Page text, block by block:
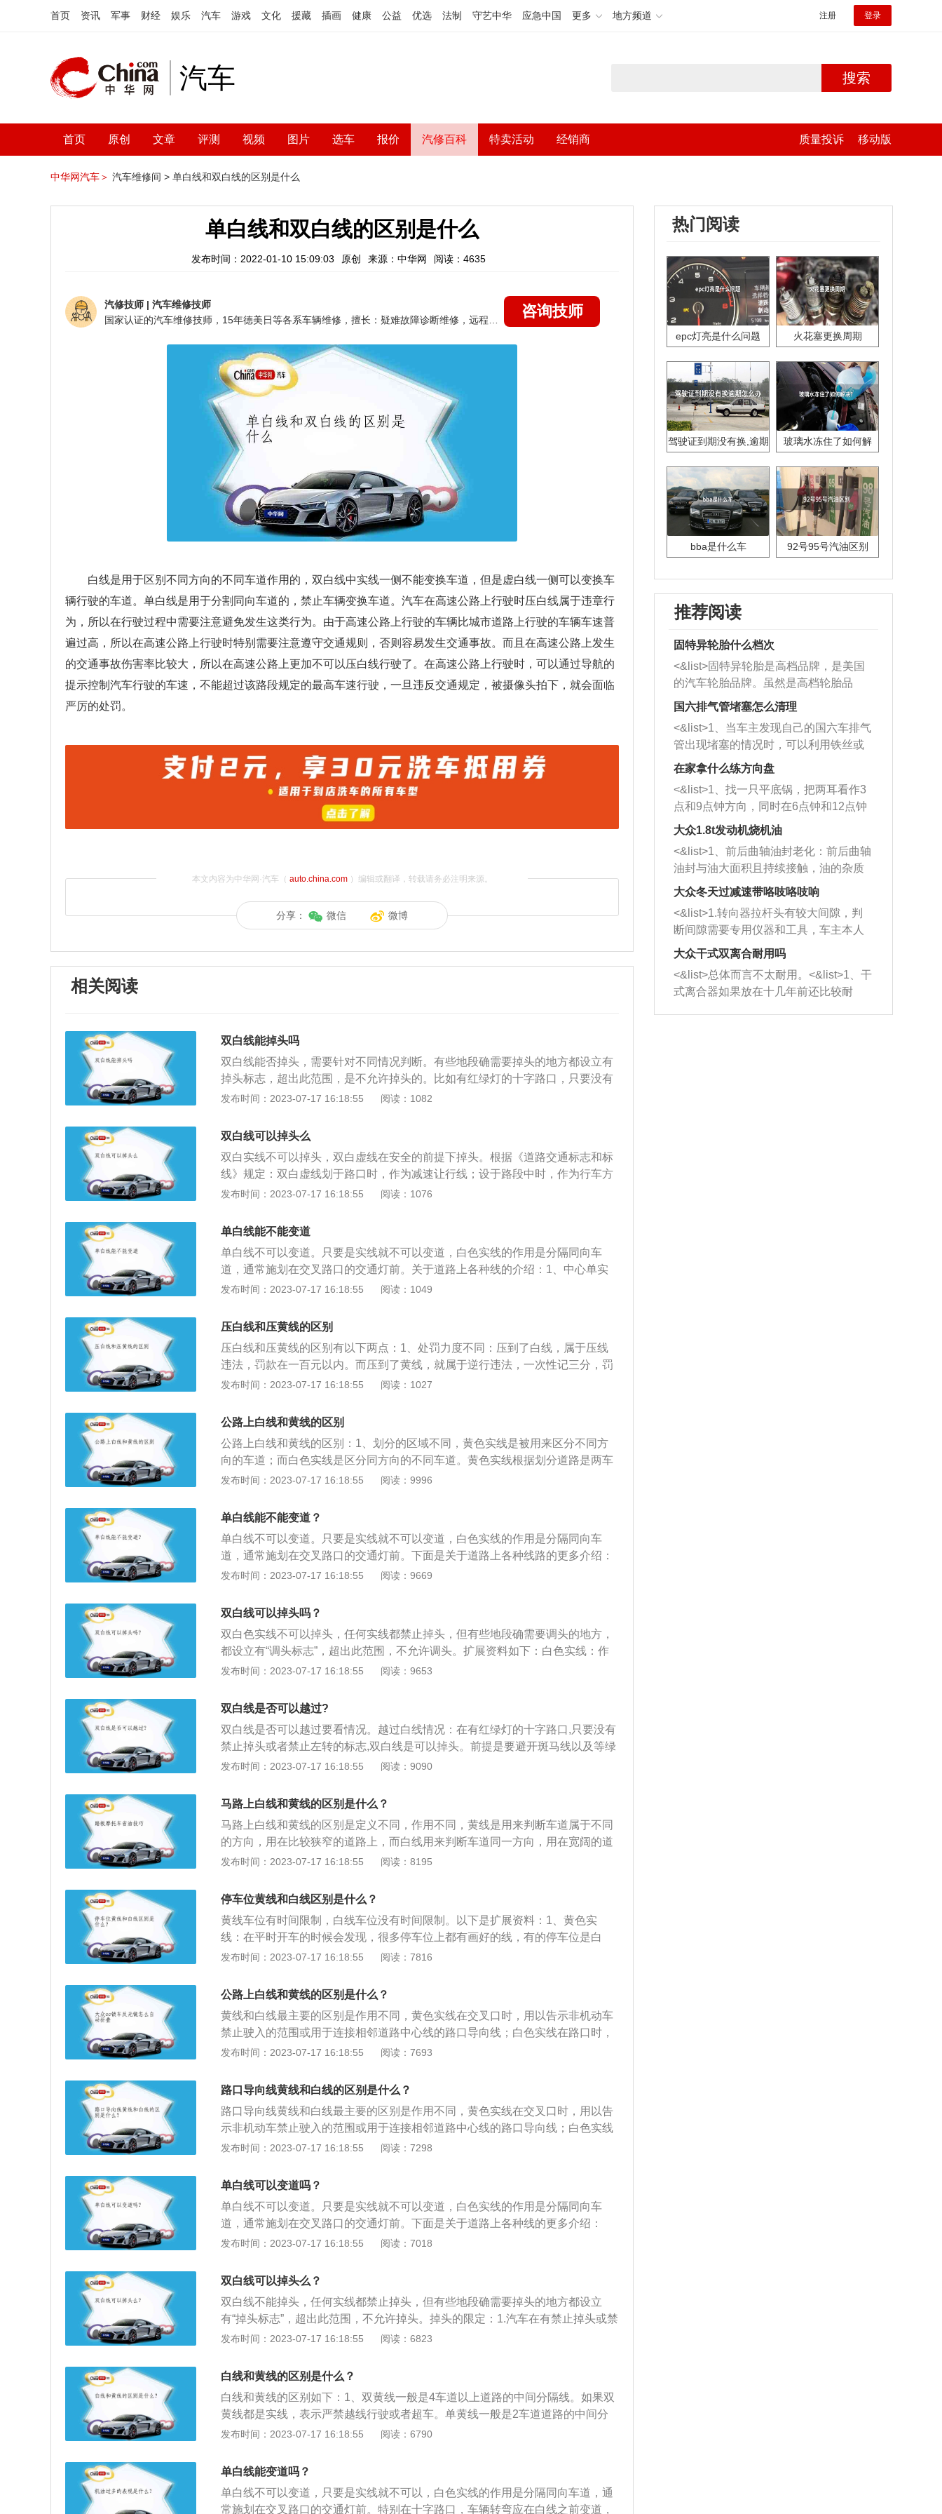
首页 资讯 军事 财经 娱乐 汽车 游戏 文化 援藏 插画 健康 公益 优选 法制 守艺中华 应急中国 更多 地方频道 注册 登录
汽车 搜索
首页 原创 文章 评测 视频 图片 选车 报价 汽修百科 特卖活动 经销商 质量投诉 移动版
中华网汽车＞ 汽车维修间 > 单白线和双白线的区别是什么
单白线和双白线的区别是什么
发布时间：2022-01-10 15:09:03 原创 来源：中华网 阅读：4635
汽修技师 | 汽车维修技师
咨询技师
白线是用于区别不同方向的不同车道作用的，双白线中实线一侧不能变换车道，但是虚白线一侧可以变换车
辆行驶的车道。单白线是用于分割同向车道的，禁止车辆变换车道。汽车在高速公路上行驶时压白线属于违章行
为，所以在行驶过程中需要注意避免发生这类行为。由于高速公路上行驶的车辆比城市道路上行驶的车辆车速普
遍过高，所以在高速公路上行驶时特别需要注意遵守交通规则，否则容易发生交通事故。而且在高速公路上发生
的交通事故伤害率比较大，所以在高速公路上更加不可以压白线行驶了。在高速公路上行驶时，可以通过导航的
提示控制汽车行驶的车速，不能超过该路段规定的最高车速行驶，一旦违反交通规定，被摄像头拍下，就会面临
严厉的处罚。
本文内容为中华网·汽车（ auto.china.com）编辑或翻译，转载请务必注明来源。
分享： 微信 微博
相关阅读
双白线能掉头吗
双白线能否掉头，需要针对不同情况判断。有些地段确需要掉头的地方都设立有
掉头标志，超出此范围，是不允许掉头的。比如有红绿灯的十字路口，只要没有
禁止掉头或者禁止左转的标志，双白线是可以掉头的。前提是要避开斑马线以及
实线设于路段中，是用来分隔同向车道的，不可以并线，并禁止变换车道。而白
色虚线可以并线，并且调换车道。道路上还能看到黄色的线，单、双黄实线都属
于禁止标线，黄实线一般设置在道路中央，用来区分开对向行驶车道的，行驶过
程中压线越线都属于违法行为。有时候也会出现在道路两侧，表示该位置不能临
时停车。掉头的限定：汽车在有禁止掉头或禁止左转弯标记符号、标线的地点以
允许掉头。汽车在没有禁止掉头或没有禁止左转弯标记符号、标线的地点可以掉
头，但不允许阻碍正常驾驶的其他车辆和行人通行。双实线调头的会被处警告，
或者二十元以上二百元以下罚款，还会被扣3分。根据《中华人民共和国道路交
的，处警告或者二十元以上二百元以下罚款。本法另有规定的，依照规定处罚。
法行为之一，一次记3分：1、驾驶校车、公路客运汽车、旅游客运汽车、7座以
上载客汽车以外的其他载客汽车载人超过核定人数百分之二十以上未达到百分之
五十的；2、驾驶校车、中型以上载客载货汽车、危险物品运输车辆以外的机动
车在高速公路、城市快速路以外的道路上行驶超过规定时速百分之二十以上未达
驶的；4、驾驶机动车不按规定超车、让行，或者在高速公路、城市快速路以外
的道路上逆行的；5、驾驶机动车遇前方机动车停车排队或者缓慢行驶时，借道
超车或者占用对面车道、穿插等候车辆的；6、驾驶机动车有拨打、接听手持电
话等妨碍安全驾驶的行为的；7、驾驶机动车行经人行横道不按规定减速、停
车、避让行人的；8、驾驶机动车不按规定避让校车的；9、驾驶载货汽车载物超
10、驾驶不按规定安装机动车号牌的机动车上道路行驶的；11、在道路上车辆发
生故障、事故停车后，不按规定使用灯光或者设置警告标志的；12、驾驶未按规
定定期进行安全技术检验的公路客运汽车、旅游客运汽车、危险物品运输车辆上
进行检查，或者驾驶存在安全隐患的校车上道路行驶的；14、连续驾驶载货汽车
公路上行驶低于规定最低时速的。
发布时间：2023-07-17 16:18:55 阅读：1082
双白线可以掉头么
双白实线不可以掉头，双白虚线在安全的前提下掉头。根据《道路交通标志和标
线》规定：双白虚线划于路口时，作为减速让行线；设于路段中时，作为行车方
向随时间改变之可变车道线。双白实线划于路口时，作为停车让行线。根据《道
标志、标线的地点以及在铁路道口、人行横道、桥梁、急弯、陡坡、隧道或者容
志、标线的地点可以掉头，但不得妨碍正常行驶的其他车辆和行人的通行。根据
《中华人民共和国道路交通安全法》第九十条规定：机动车驾驶人违反道路交通
安全法律、法规关于道路通行规定的，处警告或者二十元以上二百元以下罚款。
发布时间：2023-07-17 16:18:55 阅读：1076
单白线能不能变道
单白线不可以变道。只要是实线就不可以变道，白色实线的作用是分隔同向车
道，通常施划在交叉路口的交通灯前。关于道路上各种线的介绍：1、中心单实
线：（黄色）不准压线行驶。2、中心虚实线：（黄色）禁止实线侧越线超车或
车线(白色单实线)：与中心线相垂直的条白色实线。5、车道分界线(白色单实
线)：分隔同向行驶的车辆。有时很多时候因为疏忽大意导致的，特别在十字路
口，车辆转弯应在白线之前变道，迟了就会压白线，新手最容易的违章行为，其
实，除了压白色实线之外，还有很多交通标线是不允许车辆压线行驶的。
发布时间：2023-07-17 16:18:55 阅读：1049
压白线和压黄线的区别
压白线和压黄线的区别有以下两点：1、处罚力度不同：压到了白线，属于压线
违法，罚款在一百元以内。而压到了黄线，就属于逆行违法，一次性记三分，罚
款二百元。2、区分的方向不同：黄色实线用来区分不同方向的车道，这条线左
行驶的都是同一个方向，但需要各行其道。根据《中华人民共和国道路交通安全
法》规定：机动车驾驶人违反道路交通安全法律、法规关于道路通行规定的，处
警告或者二十元以上二百元以下罚款。本法另有规定的，依照规定处罚。根据
《道路交通安全违法行为记分管理办法》规定：驾驶机动车在高速公路或者城市
快速路上不按规定车道行驶的；驾驶机动车不按规定超车、让行，或者在高速公
发布时间：2023-07-17 16:18:55 阅读：1027
公路上白线和黄线的区别
公路上白线和黄线的区别：1、划分的区域不同，黄色实线是被用来区分不同方
向的车道；而白色实线是区分同方向的不同车道。黄色实线根据划分道路是两车
道还是四车道分为双黄线和单黄线，而白线一般为单条；2、处罚的力度不同，
法，一次性记三分，罚款200元；3、出现在城市道路的路边时，用途也是不同
靠和临时停靠；若是白色实线一般情况下都可以临时停靠，但是白色实线和能否
停车没有必然联系，还需要通过其他标识确定能否停车。双向车道中间的黄实
线，是用来区分汽车行驶的不同方向，汽车不能跨线行驶。在道路旁边的单黄实
车道不能跨越，一般是在交通路口和高速路入口和出口。道路旁边的白实线，汽
车是可以停车的。根据《道路交通安全违法行为记分管理办法》规定，驾驶机动
车在高速公路或者城市快速路上不按规定车道行驶的一次记3分。根据《中华人
于道路通行规定的，处警告或者二十元以上二百元以下罚款。本法另有规定的，
发布时间：2023-07-17 16:18:55 阅读：9996
单白线能不能变道？
单白线不可以变道。只要是实线就不可以变道，白色实线的作用是分隔同向车
道，通常施划在交叉路口的交通灯前。下面是关于道路上各种线路的更多介绍：
黄线：黄线用来划分来回车道。其中黄实线是禁止越线行驶；黄虚线是在对面没
不能越线到另一同方向车道行驶；白虚线是虚线同方向车道，可以越线到另一同
方向车道行驶。
发布时间：2023-07-17 16:18:55 阅读：9669
双白线可以掉头吗？
双白色实线不可以掉头，任何实线都禁止掉头，但有些地段确需要调头的地方，
都设立有“调头标志”，超出此范围，不允许调头。扩展资料如下：白色实线：作
用是分隔同向车道，通常施划在交叉路口的交通灯前。不少人开车压线违章被
驶。单黄实线一般施划于单方向只有一条车道或一条机动车道和一条非机动车
道、有其他危险需要禁止超车的路段。
发布时间：2023-07-17 16:18:55 阅读：9653
双白线是否可以越过?
双白线是否可以越过要看情况。越过白线情况：在有红绿灯的十字路口,只要没有
禁止掉头或者禁止左转的标志,双白线是可以掉头。前提是要避开斑马线以及等绿
灯亮后才可以越过停车线掉头。白线是用来区分同方向的不同车道,大家都是一个
道。而白色虚线,就可以并线,并且调换车道。道路上还能看到黄色的线,单、双黄
实线都属于禁止标线,黄实线一般设置在道路中央,用来区分开对向行驶车道,行驶
过程中压线越线都属于违法行为。也会出现在道路两侧,表示该位置不能临时停
车。马路中的双白线：双白实线：设于路段中，用以分隔同向车道，并禁止变换
车道。双白虚线：设于路口者，作为未划设行人穿越道时让路线之停止线；设于
于路段中，用以分隔同向车道，白实线侧禁止变换车道或跨越。
发布时间：2023-07-17 16:18:55 阅读：9090
马路上白线和黄线的区别是什么？
马路上白线和黄线的区别是定义不同，作用不同，黄线是用来判断车道属于不同
的方向，用在比较狭窄的道路上，而白线用来判断车道同一方向，用在宽阔的道
路上，行驶在黄色虚线的道路上，在保证安全的前提下可以调转车的方向，而白
用单线，实线、虚线的区别是实线严禁跨越（比如超车、转弯、掉头)，虚线可以
跨越（比如超车、转弯、掉头）。黄线用来区分不同方向的车道、无论单黄线还
是双黄线，只要是实线就严禁跨越，比如超车、转弯、掉头等。行车时没有特别
情况就不应该越线、无论单黄线还是双黄线，只要是虚线就可以在保证安全的情
况下超车或掉头、单黄线一般用于双向4车道以内（包括自行车道）的道路上，
侧，那么那侧的车辆就可以从此临时跨越，比如超车或转弯。
发布时间：2023-07-17 16:18:55 阅读：8195
停车位黄线和白线区别是什么？
黄线车位有时间限制，白线车位没有时间限制。以下是扩展资料：1、黄色实
线：在平时开车的时候会发现，很多停车位上都有画好的线，有的停车位是白
线，有的停车位是黄线，如果是在路边上看到有黄线停车位，这种情况不能停
以停车，白色的实线可以临时停车，但是不能停留的时间太长，时间久了同样会
被处罚，这些细节都需要注意。
发布时间：2023-07-17 16:18:55 阅读：7816
公路上白线和黄线的区别是什么？
黄线和白线最主要的区别是作用不同，黄色实线在交叉口时，用以告示非机动车
禁止驶入的范围或用于连接相邻道路中心线的路口导向线；白色实线在路口时，
用作导向车道线或停止线，或用以引导车辆行驶轨迹。以下自动挡汽车日常行驶
以点火前要先确认是否挂在P或者N挡。2、等红灯时停车：等红灯的时间如果很
短，就无需换挡，直接踩着刹车即可。如果等候时间较长，建议挂N挡拉手刹等
待。之前有一种说法等红灯时间长可以挂P挡，其实不然，如果等红灯的时候挂P
档，后面冷不丁地来一个追尾，会把变速箱完全顶烂，最轻也要顶裂。3、坡道
停车与启动：坡道上停车，直接挂P挡对变速箱有冲击。建议先挂N挡再挂P挡。
发布时间：2023-07-17 16:18:55 阅读：7693
路口导向线黄线和白线的区别是什么？
路口导向线黄线和白线最主要的区别是作用不同，黄色实线在交叉口时，用以告
示非机动车禁止驶入的范围或用于连接相邻道路中心线的路口导向线；白色实线
在路口时，用作导向车道线或停止线，或用以引导车辆行驶轨迹。以下自动挡汽
能发动，所以点火前要先确认是否挂在P或者N挡。2、等红灯时停车：等红灯的
挡拉手刹等待。之前有一种说法等红灯时间长可以挂P挡，其实不然，如果等红
灯的时候挂P档，后面冷不丁地来一个追尾，会把变速箱完全顶烂，最轻也要顶
裂。3、坡道停车与启动：坡道上停车，直接挂P挡对变速箱有冲击。建议先挂N
发布时间：2023-07-17 16:18:55 阅读：7298
单白线可以变道吗？
单白线不可以变道。只要是实线就不可以变道，白色实线的作用是分隔同向车
道，通常施划在交叉路口的交通灯前。下面是关于道路上各种线的更多介绍：
1、黄线：黄线用来划分来回车道。其中黄实线是禁止越线行驶；黄虚线是在对
行驶，不能越线到另一同方向车道行驶；白虚线是虚线同方向车道，可以越线到
另一同方向车道行驶。
发布时间：2023-07-17 16:18:55 阅读：7018
双白线可以掉头么？
双白线不能掉头，任何实线都禁止掉头，但有些地段确需要掉头的地方都设立
有“掉头标志”，超出此范围，不允许掉头。掉头的限定：1.汽车在有禁止掉头或禁
止左转弯标记符号、标线的地点以及在铁路道口、人行横道、桥梁、急弯、陡
止左转弯标记符号、标线的地点可以掉头，但不允许阻碍正常驾驶的其他车辆和
行人通行。
发布时间：2023-07-17 16:18:55 阅读：6823
白线和黄线的区别是什么？
白线和黄线的区别如下：1、双黄线一般是4车道以上道路的中间分隔线。如果双
黄线都是实线，表示严禁越线行驶或者超车。单黄线一般是2车道道路的中间分
隔线。单黄线可以是实线也可以是虚线，虚线的情况下允许越线超车，实线的时
线，白线一般为单条，不允许越线行驶或超车。白虚线一般是同向道路的车道分
是说这个路段不允许停车，临时停车也不可以。如果是黄色虚线，则表示允许临
发布时间：2023-07-17 16:18:55 阅读：6790
单白线能变道吗？
单白线不可以变道，只要是实线就不可以，白色实线的作用是分隔同向车道，通
常施划在交叉路口的交通灯前。特别在十字路口，车辆转弯应在白线之前变道，
热门阅读
epc灯亮是什么问题 火花塞更换周期
驾驶证到期没有换,逾期
玻璃水冻住了如何解
bba是什么车 92号95号汽油区别
推荐阅读
固特异轮胎什么档次
<&list>固特异轮胎是高档品牌，是美国
的汽车轮胎品牌。虽然是高档轮胎品
牌，但是中高低端的轮胎都有生产，这
也是为了更好的开拓市场。
国六排气管堵塞怎么清理
<&list>1、当车主发现自己的国六车排气
管出现堵塞的情况时，可以利用铁丝或
者是细棍，直接将杂物给取出来，如果
堵塞情况比较严重，也可以采取应急措
施。 <&list>2、直接利用木棍将所有的
杂物推到排气管里面的位置处，然后将
三元催化器拆解开，就可以将堵塞的东
西取出来。但如果是因为积碳过多引起
的堵塞，就需要将三元催化器泡在草酸
洗剂对堵塞的情况得到解决，将清洗剂
放在燃油箱中，与燃油混合后，车辆启
动时，就可以和汽油一起进入到燃烧
室，最后形成废气排出，就可以让三元
催化器得到清洗，排气管堵塞的情况就
能够得到解决。
在家拿什么练方向盘
<&list>1、找一只平底锅，把两耳看作3
点和9点钟方向，同时在6点钟和12点钟
方向做一个标记。 <&list>2、双手握住
一圈半的练习，往右同样也要打相同的
圈数。 <&list>3、最后强调要反复练
习，这样就可以形成肌肉记忆，在真实
驾驶车辆时，不需要记忆也能打好方
向。
大众1.8t发动机烧机油
<&list>1、前后曲轴油封老化：前后曲轴
油封与油大面积且持续接触，油的杂质
和发动机内持续温度变化使其密封效果
逐渐减弱，导致渗油或漏油。<&list>2、
活塞间隙过大：积碳会使活塞环与缸体
的间隙扩大，导致机油流入燃烧室中，
造成烧机油。<&list>3、机油粘度。使用
机油粘度过小的话，同样会有烧机油现
象，机油粘度过小具有很好的流动性，
大众冬天过减速带咯吱咯吱响
<&list>1.转向器拉杆头有较大间隙，判
断间隙需要专用仪器和工具，车主本人
无法制作，需要将车辆送到修理厂或4s
店；<&list>2.车辆半轴套管防尘罩破
裂，破裂后会出现漏油现象，使半轴磨
损严重，磨损的半轴容易损坏，产生异
响；<&list>3.稳定器的转向胶套和球头
大众干式双离合耐用吗
<&list>总体而言不太耐用。<&list>1、干
式离合器如果放在十几年前还比较耐